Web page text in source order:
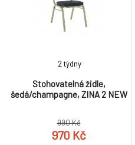
Hmotnost: 5.3kg
Stohovatelná židle,
šedá/champagne, ZINA 2 NEW
2 týdny
990 Kč
970 Kč